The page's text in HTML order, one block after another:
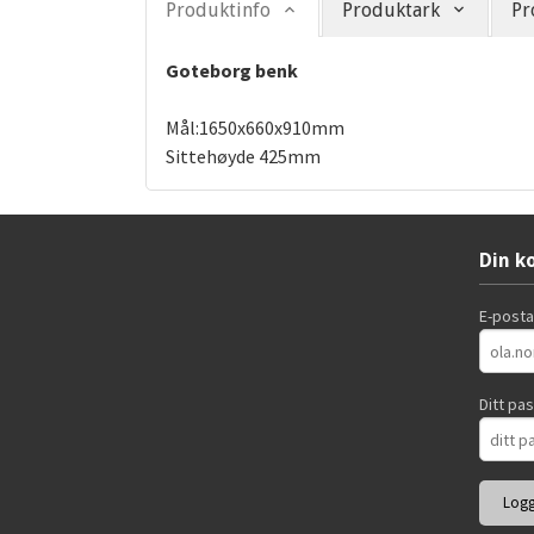
Produktinfo Produktark
Goteborg benk
Mål:1650x660x910mm
Sittehøyde 425mm
Din
E-
Ditt